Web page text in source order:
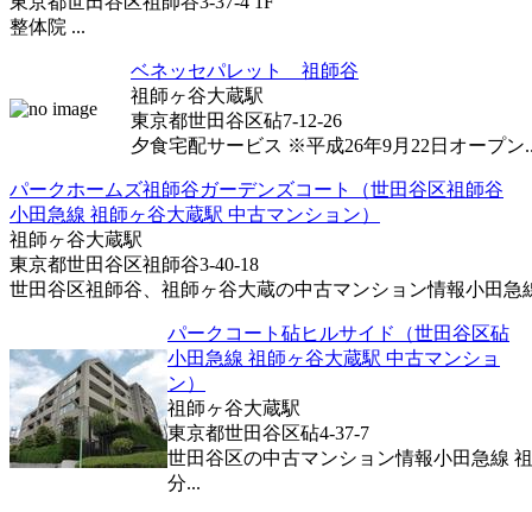
整体院 ...
ベネッセパレット 祖師谷
祖師ヶ谷大蔵駅
東京都世田谷区砧7-12-26
夕食宅配サービス ※平成26年9月22日オープン
パークホームズ祖師谷ガーデンズコート（世田谷区祖師谷
小田急線 祖師ヶ谷大蔵駅 中古マンション）
祖師ヶ谷大蔵駅
東京都世田谷区祖師谷3-40-18
世田谷区祖師谷、祖師ヶ谷大蔵の中古マンション情報小田急
パークコート砧ヒルサイド（世田谷区砧
小田急線 祖師ヶ谷大蔵駅 中古マンショ
ン）
祖師ヶ谷大蔵駅
東京都世田谷区砧4-37-7
世田谷区の中古マンション情報小田急線
分...